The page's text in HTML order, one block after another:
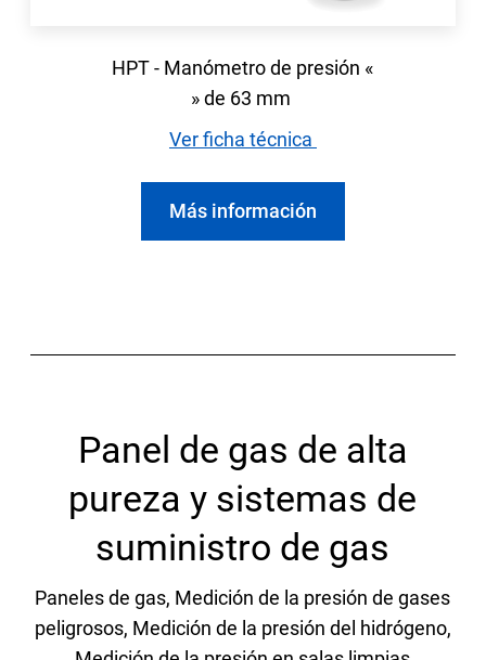
HPT - Manómetro de presión «
» de 63 mm
Ver ficha técnica
Más información
Panel de gas de alta
pureza y sistemas de
suministro de gas
Paneles de gas, Medición de la presión de gases
peligrosos, Medición de la presión del hidrógeno,